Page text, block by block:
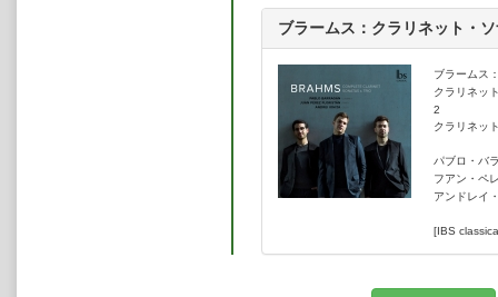
ブラームス：クラリネット・
ブラームス
クラリネッ
2
クラリネッ
パブロ・バ
フアン・ペ
アンドレイ
[IBS